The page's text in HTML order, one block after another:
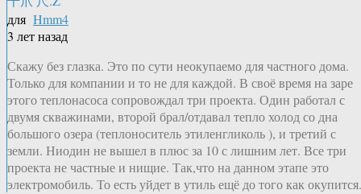
для Hmm4
3 лет назад
Скажу без глазка. Это по сути неокупаемо для частного дома.
Только для компании и то не для каждой. В своё время на заре
этого теплонасоса сопровождал три проекта. Один работал с
двумя скважинами, второй брал/отдавал тепло холод со дна
большого озера (теплоноситель этиленгликоль ), и третий с
земли. Ниодин не вышел в плюс за 10 с лишним лет. Все три
проекта не частные и нищие. Так,что на данном этапе это
электромобиль. То есть уйдет в утиль ещё до того как окупится.